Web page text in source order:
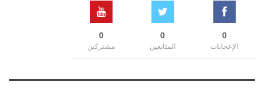
0
الإعجابات
0
المتابعين
0
مشتركين